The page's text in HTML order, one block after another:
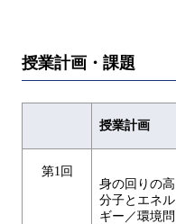
授業計画・課題
授業計画
第1回
身の回りの高
分子とエネル
ギー／環境問